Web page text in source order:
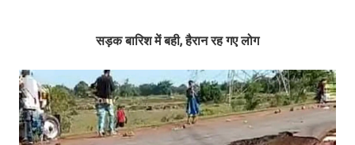
सड़क बारिश में बही, हैरान रह गए लोग